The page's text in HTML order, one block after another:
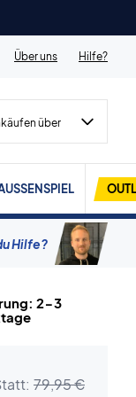
Über uns Hilfe?
über
Hilfe?
2-3
79,95 €